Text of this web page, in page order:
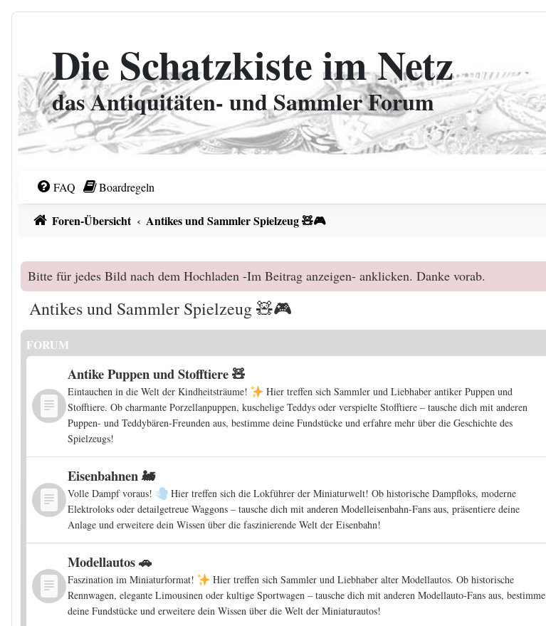
Zum Inhalt
Die Schatzkiste im Netz
das Antiquitäten- und Sammler Forum
FAQ Boardregeln
Foren-Übersicht Antikes und Sammler Spielzeug 🧸🎮
Bitte für jedes Bild nach dem Hochladen -Im Beitrag anzeigen- anklicken. Danke vorab.
Antikes und Sammler Spielzeug 🧸🎮
FORUM
Antike Puppen und Stofftiere 🧸
Eintauchen in die Welt der Kindheitsträume!
Hier treffen sich Sammler und Liebhaber antiker Puppen und
Stofftiere. Ob charmante Porzellanpuppen, kuschelige Teddys oder verspielte Stofftiere – tausche dich mit anderen
Puppen- und Teddybären-Freunden aus, bestimme deine Fundstücke und erfahre mehr über die Geschichte des
Spielzeugs!
Eisenbahnen 🚂
Volle Dampf voraus!
Hier treffen sich die Lokführer der Miniaturwelt! Ob historische Dampfloks, moderne
Elektroloks oder detailgetreue Waggons – tausche dich mit anderen Modelleisenbahn-Fans aus, präsentiere deine
Anlage und erweitere dein Wissen über die faszinierende Welt der Eisenbahn!
Modellautos 🚗
Faszination im Miniaturformat!
Hier treffen sich Sammler und Liebhaber alter Modellautos. Ob historische
Rennwagen, elegante Limousinen oder kultige Sportwagen – tausche dich mit anderen Modellauto-Fans aus, bestimme
deine Fundstücke und erweitere dein Wissen über die Welt der Miniaturautos!